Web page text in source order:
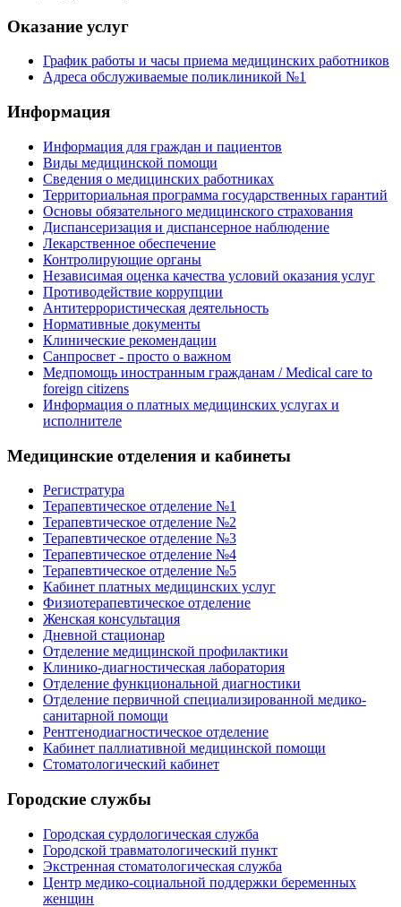
Оказание услуг
График работы и часы приема медицинских работников
Адреса обслуживаемые поликлиникой №1
Информация
Информация для граждан и пациентов
Виды медицинской помощи
Сведения о медицинских работниках
Территориальная программа государственных гарантий
Основы обязательного медицинского страхования
Диспансеризация и диспансерное наблюдение
Лекарственное обеспечение
Контролирующие органы
Независимая оценка качества условий оказания услуг
Противодействие коррупции
Антитеррористическая деятельность
Нормативные документы
Клинические рекомендации
Санпросвет - просто о важном
Медпомощь иностранным гражданам / Medical care to
foreign citizens
Информация о платных медицинских услугах и
исполнителе
Медицинские отделения и кабинеты
Регистратура
Терапевтическое отделение №1
Терапевтическое отделение №2
Терапевтическое отделение №3
Терапевтическое отделение №4
Терапевтическое отделение №5
Кабинет платных медицинских услуг
Физиотерапевтическое отделение
Женская консультация
Дневной стационар
Отделение медицинской профилактики
Клинико-диагностическая лаборатория
Отделение функциональной диагностики
Отделение первичной специализированной медико-
санитарной помощи
Рентгенодиагностическое отделение
Кабинет паллиативной медицинской помощи
Стоматологический кабинет
Городские службы
Городская сурдологическая служба
Городской травматологический пункт
Экстренная стоматологическая служба
Центр медико-социальной поддержки беременных
женщин